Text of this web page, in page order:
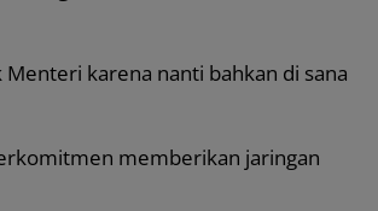
Menteri karena nanti bahkan di sana
memberikan jaringan